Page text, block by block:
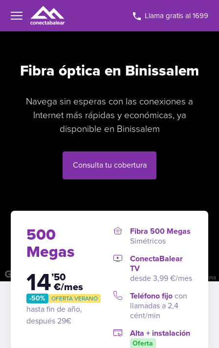
Llama gratis al 1699
Combinaciones de teclas Datos del mapa Términos Notificar un problema
Fibra óptica en Binissalem
Navega sin esperas con las conexiones a
Internet más rápidas y económicas, ya
disponible en Binissalem
Consulta tu cobertura
500
Megas
14’50
€/mes
-50% OFERTA VERANO
hasta fin de año,
después 29€
Fibra 500 Megas
Simétricos
ConectaBalear
TV
desde 3,99 €/mes
Teléfono fijo con
llamadas a 2,4
cént/min
Alta + instalación
Oferta